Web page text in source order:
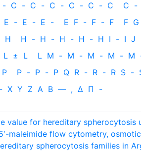
- C - C - C - C - C - C C -
E - E - E - E F - F - F F G
H H - H - H - H - H I - I J
L ± L L M - M - M - M - M
P P - P - P Q R - R - R S -
- X Y Z Α Β — , Δ Π -
value for hereditary spherocytosis
maleimide flow cytometry,
spherocytosis families in